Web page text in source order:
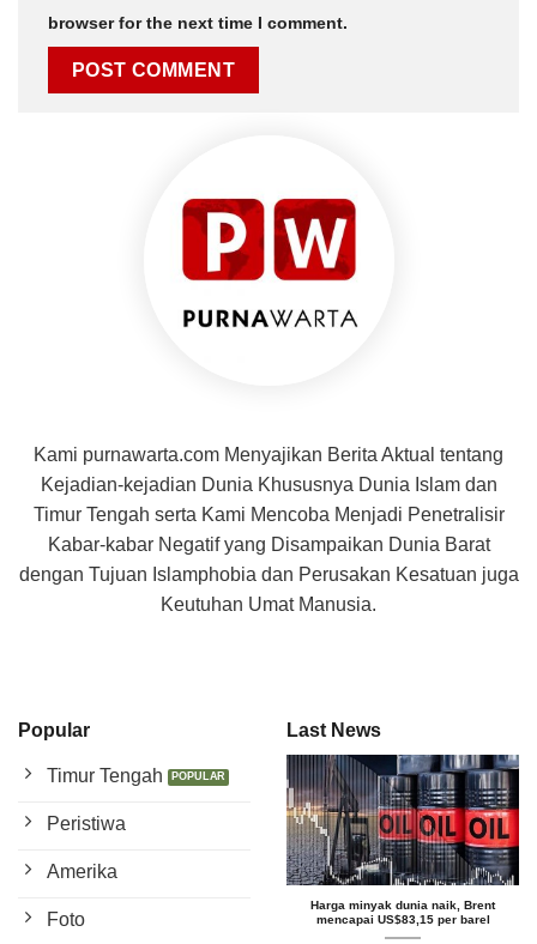
browser for the next time I comment.
Kami purnawarta.com Menyajikan Berita Aktual tentang
Kejadian-kejadian Dunia Khususnya Dunia Islam dan
Timur Tengah serta Kami Mencoba Menjadi Penetralisir
Kabar-kabar Negatif yang Disampaikan Dunia Barat
dengan Tujuan Islamphobia dan Perusakan Kesatuan juga
Keutuhan Umat Manusia.
Popular
Timur Tengah
Peristiwa
Amerika
Foto
Last News
Harga minyak dunia naik, Brent
mencapai US$83,15 per barel